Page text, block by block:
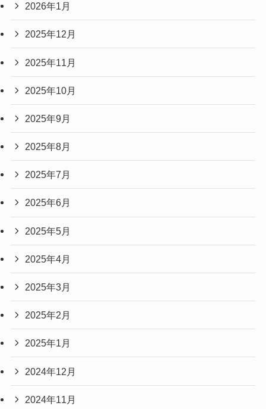
2026年1月
2025年12月
2025年11月
2025年10月
2025年9月
2025年8月
2025年7月
2025年6月
2025年5月
2025年4月
2025年3月
2025年2月
2025年1月
2024年12月
2024年11月